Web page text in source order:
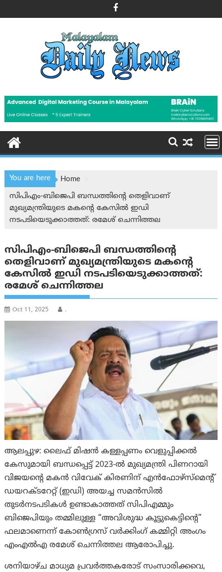
to
You are here
Home
സിപിഎം-ബിജെപി ബന്ധത്തിന്റെ തെളിവാണ്
മുഖ്യമന്ത്രിയുടെ മകന്റെ കേസിൽ ഇഡി
നടപടിയെടുക്കാത്തത്: രമേശ് ചെന്നിത്തല
സിപിഎം-ബിജെപി ബന്ധത്തിന്റെ
തെളിവാണ് മുഖ്യമന്ത്രിയുടെ മകന്റെ
കേസിൽ ഇഡി നടപടിയെടുക്കാത്തത്:
രമേശ് ചെന്നിത്തല
Oct 11, 2025 .
ആലപ്പുഴ: ലൈഫ് മിഷൻ കള്ളപ്പണം വെളുപ്പിക്കൽ
കേസുമായി ബന്ധപ്പെട്ട് 2023-ൽ മുഖ്യമന്ത്രി പിണറായി
വിജയന്റെ മകൻ വിവേക് ​​കിരണിന് എൻഫോഴ്‌സ്‌മെന്റ്
ഡയറക്ടറേറ്റ് (ഇഡി) അയച്ച സമൻസിൽ
തുടർനടപടികൾ ഉണ്ടാകാത്തത് സിപി‌എമ്മും
ബിജെപിയും തമ്മിലുള്ള “അവിശുദ്ധ കൂട്ടുകെട്ടിന്റെ”
ഫലമാണെന്ന് കോൺഗ്രസ് വർക്കിംഗ് കമ്മിറ്റി അംഗം
എംഎൽഎ രമേശ് ചെന്നിത്തല ആരോപിച്ചു.
ശനിയാഴ്ച മാധ്യമ പ്രവർത്തകരോട് സംസാരിക്കവെ,